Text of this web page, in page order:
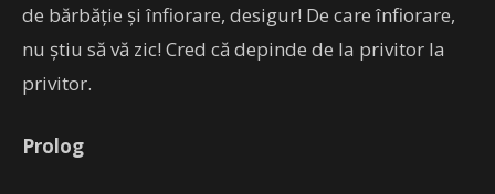
de bărbăție și înfiorare, desigur! De care înfiorare,
nu știu să vă zic! Cred că depinde de la privitor la
privitor.
Prolog